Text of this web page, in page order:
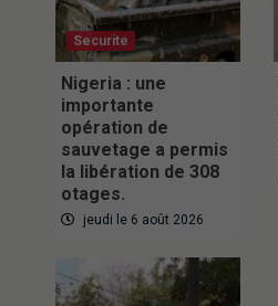
Securite
Nigeria : une
importante
opération de
sauvetage a permis
la libération de 308
otages.
jeudi le 6 août 2026